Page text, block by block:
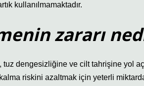
kullanılmamaktadır.
zararı
tuz dengesizliğine ve cilt tahrişine yol
riskini azaltmak için yeterli